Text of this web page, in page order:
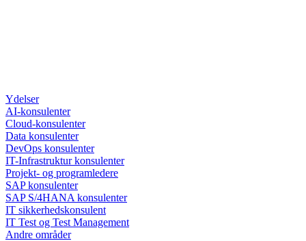
Ydelser
AI-konsulenter
Cloud-konsulenter
Data konsulenter
DevOps konsulenter
IT-Infrastruktur konsulenter
Projekt- og programledere
SAP konsulenter
SAP S/4HANA konsulenter
IT sikkerhedskonsulent
IT Test og Test Management
Andre områder